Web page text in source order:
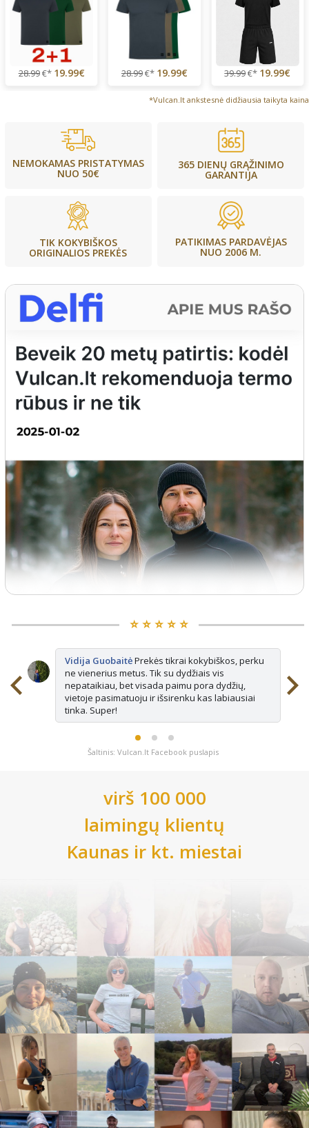
28.99€* 19.99€ 28.99€* 19.99€ 39.99€* 19.99€
*Vulcan.lt ankstesnė didžiausia taikyta kaina
NEMOKAMAS PRISTATYMAS
NUO 50€
365 DIENŲ GRĄŽINIMO
GARANTIJA
TIK KOKYBIŠKOS
ORIGINALIOS PREKĖS
PATIKIMAS PARDAVĖJAS
NUO 2006 M.
⭐️ ⭐️ ⭐️ ⭐️ ⭐️
Vidija GuobaitėPrekės tikrai kokybiškos, perku
ne vienerius metus. Tik su dydžiais vis
nepataikiau, bet visada paimu pora dydžių,
vietoje pasimatuoju ir išsirenku kas labiausiai
tinka. Super!
Šaltinis: Vulcan.lt Facebook puslapis
virš 100 000
laimingų klientų
Kaunas ir kt. miestai